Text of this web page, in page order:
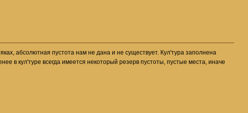
абсолютная пустота нам не дана и не существует. Кул'тура заполнена
в кул'туре всегда имеется некоторый резерв пустоты, пустые места, иначе